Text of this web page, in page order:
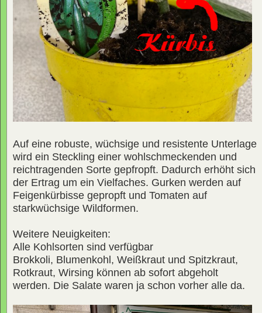
Auf eine robuste, wüchsige und resistente Unterlage
wird ein Steckling einer wohlschmeckenden und
reichtragenden Sorte gepfropft. Dadurch erhöht sich
der Ertrag um ein Vielfaches. Gurken werden auf
Feigenkürbisse gepropft und Tomaten auf
starkwüchsige Wildformen.
Weitere Neuigkeiten:
Alle Kohlsorten sind verfügbar
Brokkoli, Blumenkohl, Weißkraut und Spitzkraut,
Rotkraut, Wirsing können ab sofort abgeholt
werden. Die Salate waren ja schon vorher alle da.